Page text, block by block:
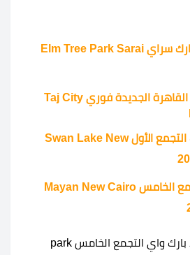
كمبوند إيلم تري بارك سراي Elm Tree Park Sarai
كمبوند تاج سيتي القاهرة الجديدة فوري Taj City
كمبوند سوان ليك التجمع الأول Swan Lake New
كمبوند مايان التجمع الخامس Mayan New Cairo
يعكس تصميم كمبوند بارك واي التجمع الخامس park